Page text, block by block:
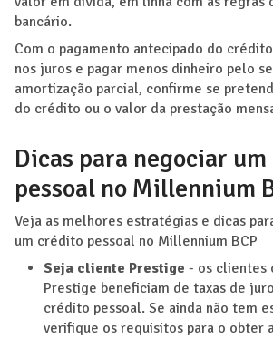
bancário.
Com o pagamento antecipado do
nos juros e pagar menos dinheiro pelo
amortização parcial, confirme se
do crédito ou o valor da prestação
Dicas para negociar
pessoal no Millennium
Veja as melhores estratégias e dicas
um crédito pessoal no Millennium BCP
Seja cliente Prestige - os clientes
Prestige beneficiam de taxas de
crédito pessoal. Se ainda não tem
verifique os requisitos para o obter